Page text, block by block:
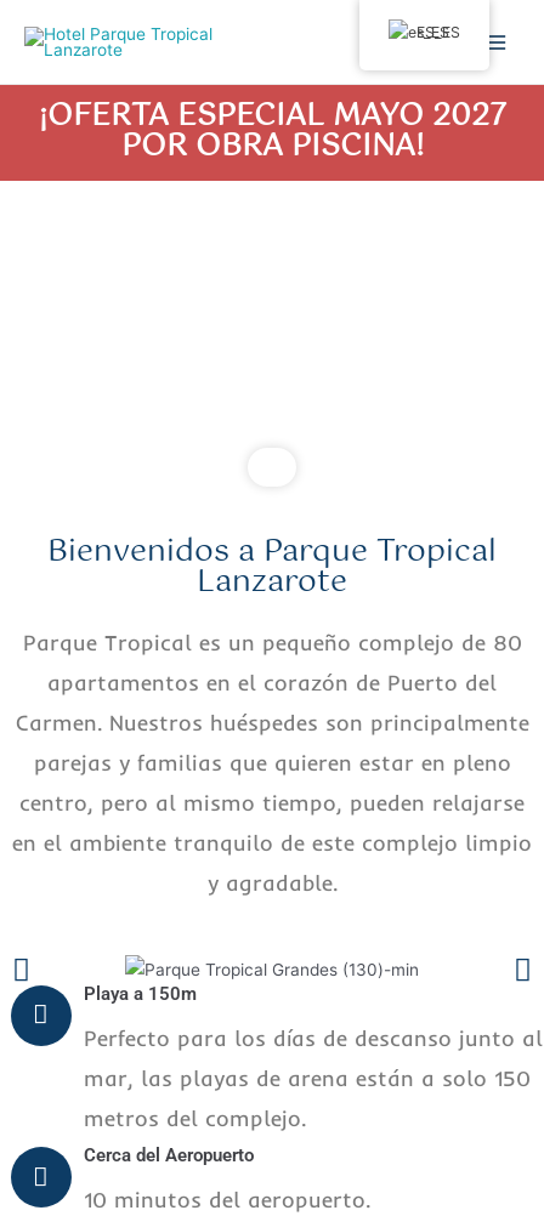
¡OFERTA ESPECIAL MAYO 2027
POR OBRA PISCINA!
Bienvenidos a Parque Tropical
Lanzarote
Parque Tropical es un pequeño complejo de 80
apartamentos en el corazón de Puerto del
Carmen. Nuestros huéspedes son principalmente
parejas y familias que quieren estar en pleno
centro, pero al mismo tiempo, pueden relajarse
en el ambiente tranquilo de este complejo limpio
y agradable.
Playa a 150m
Perfecto para los días de descanso junto al
mar, las playas de arena están a solo 150
metros del complejo.
Cerca del Aeropuerto
10 minutos del aeropuerto.
ES_ES